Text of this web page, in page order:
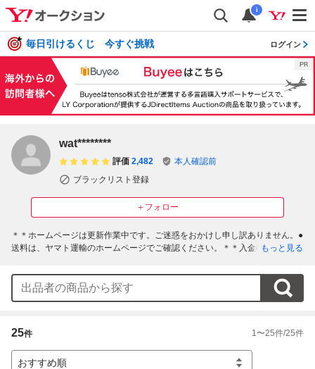
i
毎日引けるくじ 今すぐ挑戦 ログイン
wat********
＋フォロー
評価 2,482
本人確認前
ブラックリスト登録
＊＊ホームページは更新作業中です。ご迷惑をおかけし申し訳ありません。●
送料は、ヤマト運輸のホームページでご確認ください。＊＊入金確認後1－3
日は連絡・発送ができませんので、ご了承下さい。＊＊入札後のキャンセル
は、ブラックリスト登録となり、以後取引不可となります。＊ブラックリス
ト情報は、不特定多数の方に公開となりますのでご了承下さい。
もっと見る
25件 1 〜25件/25件
おすすめ順